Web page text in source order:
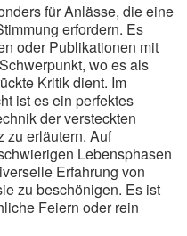
für Anlässe, die eine
erfordern. Es
oder Publikationen mit
wo es als
Kritik dient. Im
ist es ein perfektes
der versteckten
zu erläutern. Auf
Lebensphasen
Erfahrung von
zu beschönigen. Es ist
Feiern oder rein